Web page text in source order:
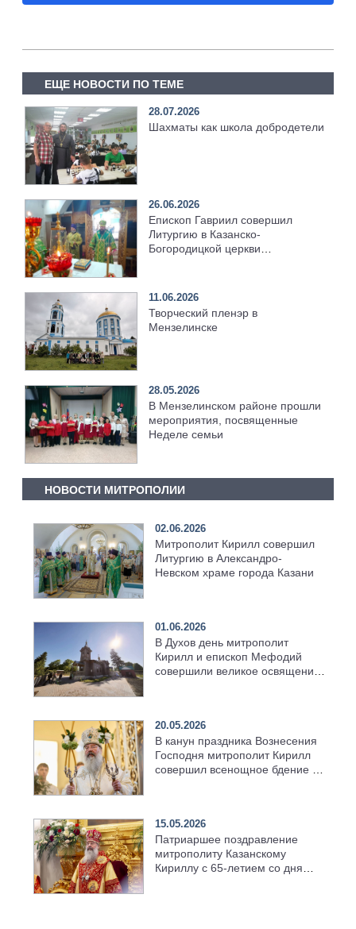
ЕЩЕ НОВОСТИ ПО ТЕМЕ
28.07.2026
Шахматы как школа добродетели
26.06.2026
Епископ Гавриил совершил
Литургию в Казанско-
Богородицкой церкви
11.06.2026
Творческий пленэр в
Мензелинске
28.05.2026
В Мензелинском районе прошли
мероприятия, посвященные
Неделе семьи
НОВОСТИ МИТРОПОЛИИ
02.06.2026
Митрополит Кирилл совершил
Литургию в Александро-
Невском храме города Казани
01.06.2026
В Духов день митрополит
Кирилл и епископ Мефодий
совершили великое освящение
20.05.2026
В канун праздника Вознесения
Господня митрополит Кирилл
совершил всенощное бдение в
15.05.2026
Патриаршее поздравление
митрополиту Казанскому
Кириллу с 65-летием со дня